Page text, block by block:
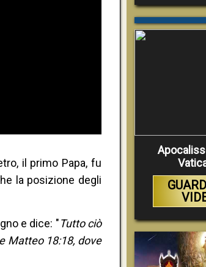
il primo Papa, fu
la posizione degli
e dice: "Tutto ciò
Matteo 18:18, dove